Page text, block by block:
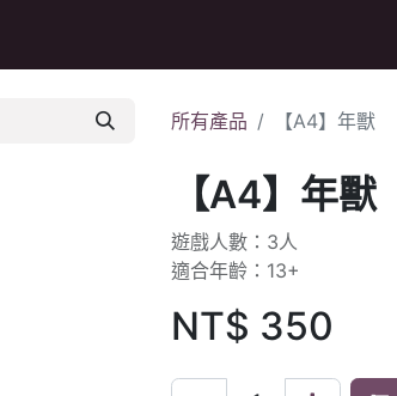
所有產品 【A4】年獸
【A4】年獸
遊戲人數：3人
適合年齡：13+
NT$ 350